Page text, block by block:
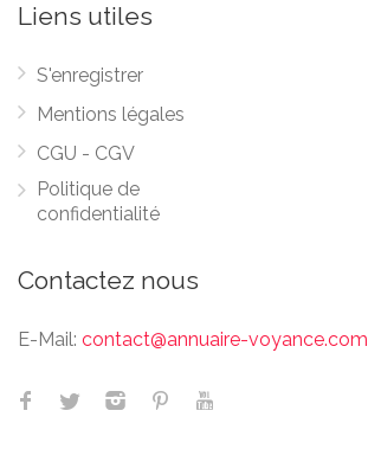
Liens utiles
S'enregistrer
Mentions légales
CGU - CGV
Politique de
confidentialité
Contactez nous
E-Mail: contact@annuaire-voyance.com